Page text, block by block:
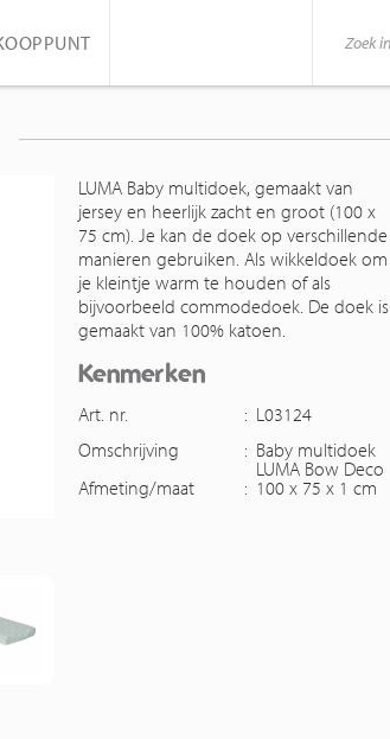
LUMA Baby multidoek, gemaakt van
jersey en heerlijk zacht en groot (100 x
75 cm). Je kan de doek op verschillende
manieren gebruiken. Als wikkeldoek om
je kleintje warm te houden of als
bijvoorbeeld commodedoek. De doek is
gemaakt van 100% katoen.
Kenmerken
Art. nr. : L03124
Omschrijving
: Baby multidoek
LUMA Bow Deco
Afmeting/maat
: 100 x 75 x 1 cm